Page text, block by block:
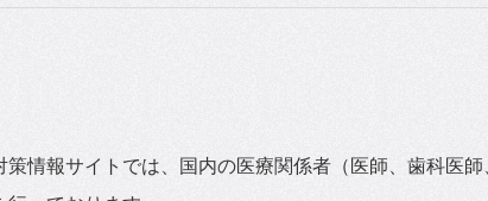
情報サイトでは、国内の医療関係者（医師、歯科医